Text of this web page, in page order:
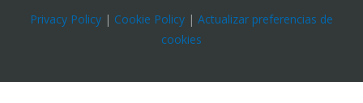
Privacy Policy | Cookie Policy | Actualizar preferencias de
cookies